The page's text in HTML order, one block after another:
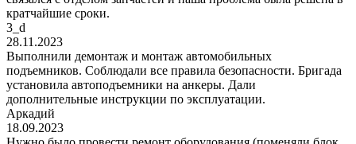
кратчайшие сроки.
3_d
28.11.2023
Выполнили демонтаж и монтаж автомобильных
подъемников. Соблюдали все правила безопасности. Бригада
установила автоподъемники на анкеры. Дали
дополнительные инструкции по эксплуатации.
Аркадий
18.09.2023